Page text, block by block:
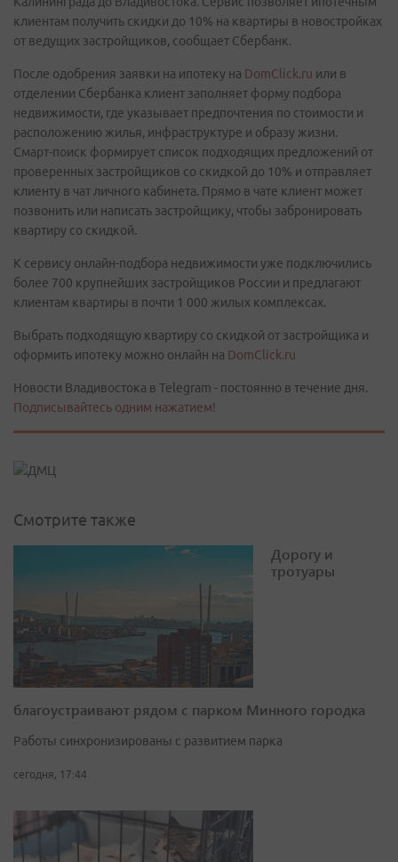
клиентам получить скидки до 10% на квартиры в новостройках
от ведущих застройщиков, сообщает Сбербанк.
После одобрения заявки на ипотеку на DomClick.ru или в
отделении Сбербанка клиент заполняет форму подбора
недвижимости, где указывает предпочтения по стоимости и
расположению жилья, инфраструктуре и образу жизни.
Смарт-поиск формирует список подходящих предложений от
проверенных застройщиков со скидкой до 10% и отправляет
клиенту в чат личного кабинета. Прямо в чате клиент может
позвонить или написать застройщику, чтобы забронировать
квартиру со скидкой.
К сервису онлайн-подбора недвижимости уже подключились
более 700 крупнейших застройщиков России и предлагают
клиентам квартиры в почти 1 000 жилых комплексах.
Выбрать подходящую квартиру со скидкой от застройщика и
оформить ипотеку можно онлайн на DomClick.ru
Новости Владивостока в Telegram - постоянно в течение дня.
Подписывайтесь одним нажатием!
Смотрите также
Дорогу и
тротуары
благоустраивают рядом с парком Минного городка
Работы синхронизированы с развитием парка
сегодня, 17:44